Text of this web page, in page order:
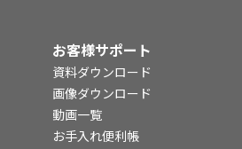
お客様サポート
資料ダウンロード
画像ダウンロード
動画一覧
お手入れ便利帳